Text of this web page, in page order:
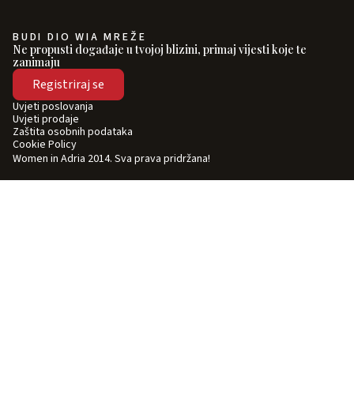
BUDI DIO WIA MREŽE
Ne propusti događaje u tvojoj blizini, primaj vijesti koje te
zanimaju
Registriraj se
Women in Adria 2014. Sva prava pridržana!
Uvjeti poslovanja
Uvjeti prodaje
Zaštita osobnih podataka
Cookie Policy